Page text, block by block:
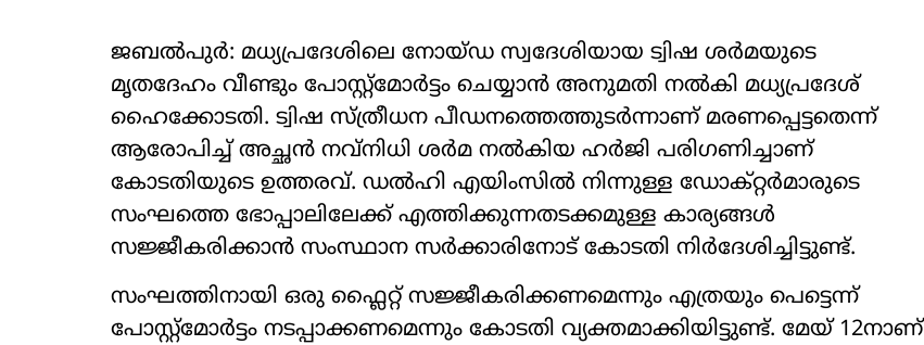
ജബൽപുർ: മധ്യപ്രദേശിലെ നോയ്ഡ സ്വദേശിയായ ട്വിഷ ശർമയുടെ
മൃതദേഹം വീണ്ടും പോസ്റ്റ്മോർട്ടം ചെയ്യാൻ അനുമതി നൽകി മധ്യപ്രദേശ്
ഹൈക്കോടതി. ട്വിഷ സ്ത്രീധന പീഡനത്തെത്തുടർന്നാണ് മരണപ്പെട്ടതെന്ന്
ആരോപിച്ച് അച്ഛൻ നവ്നിധി ശർമ നൽകിയ ഹർജി പരിഗണിച്ചാണ്
കോടതിയുടെ ഉത്തരവ്. ഡൽഹി എയിംസിൽ നിന്നുള്ള ഡോക്റ്റർമാരുടെ
സംഘത്തെ ഭോപ്പാലിലേക്ക് എത്തിക്കുന്നതടക്കമുള്ള കാര്യങ്ങൾ
സജ്ജീകരിക്കാൻ സംസ്ഥാന സർക്കാരിനോട് കോടതി നിർദേശിച്ചിട്ടുണ്ട്.
സംഘത്തിനാ‍യി ഒരു ഫ്ലൈറ്റ് സജ്ജീകരിക്കണമെന്നും എത്രയും പെട്ടെന്ന്
പോസ്റ്റ്മോർട്ടം നടപ്പാക്കണമെന്നും കോടതി വ്യക്തമാക്കിയിട്ടുണ്ട്. മേയ് 12നാണ്